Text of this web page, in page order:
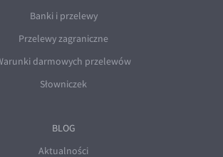
Banki i przelewy
Przelewy zagraniczne
darmowych przelewów
Słowniczek
BLOG
Aktualności